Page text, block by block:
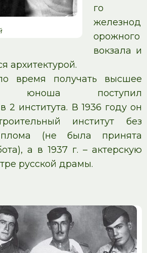
го
железнод
орожного
вокзала и
архитектурой.
время получать высшее
юноша поступил
2 института. В 1936 году он
институт без
(не была принята
а в 1937 г. – актерскую
русской драмы.